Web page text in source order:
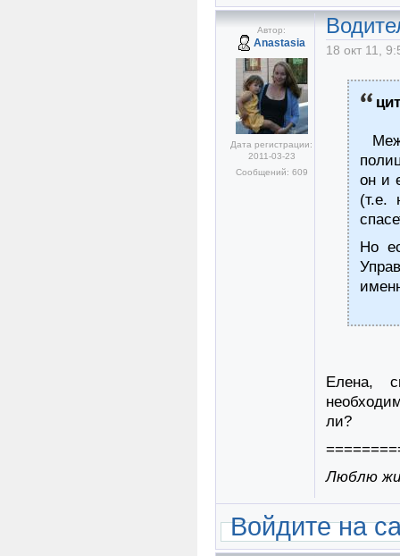
Автор:
Anastasia
Дата регистрации:
2011-03-23
Сообщений: 609
18 окт 11,
он и
(т.е.
Но
Елена,
ли?
Люблю
Войдите на